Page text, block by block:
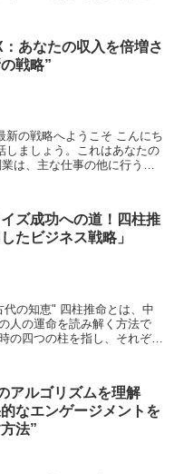
：あなたの収入を倍増さ
戦略”
新の戦略へようこそ こんにち
しましょう。これはあなたの
は、主な仕事の他に行う仕
イズ成功への道！四柱推
たビジネス戦略」
の知恵" 四柱推命とは、中
人の運命を読み解く方法で
の四つの柱を指し、それぞれ
アルゴリズムを理解
なエンゲージメントを
法”